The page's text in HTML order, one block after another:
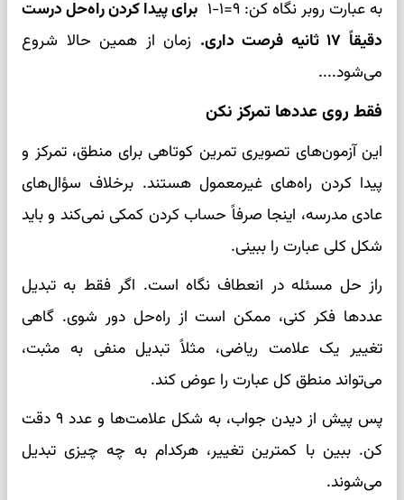
به عبارت روبر نگاه کن: ۹=۱-۱
برای پیدا کردن راه‌حل درست
دقیقاً ۱۷ ثانیه فرصت داری. زمان از همین حالا شروع
می‌شود....
فقط روی عددها تمرکز نکن
این آزمون‌های تصویری تمرین کوتاهی برای منطق، تمرکز و
پیدا کردن راه‌های غیرمعمول هستند. برخلاف سؤال‌های
عادی مدرسه، اینجا صرفاً حساب کردن کمکی نمی‌کند و باید
شکل کلی عبارت را ببینی.
راز حل مسئله در انعطاف نگاه است. اگر فقط به تبدیل
عددها فکر کنی، ممکن است از راه‌حل دور شوی. گاهی
تغییر یک علامت ریاضی، مثلاً تبدیل منفی به مثبت،
می‌تواند منطق کل عبارت را عوض کند.
پس پیش از دیدن جواب، به شکل علامت‌ها و عدد ۹ دقت
کن. ببین با کمترین تغییر، هرکدام به چه چیزی تبدیل
می‌شوند.